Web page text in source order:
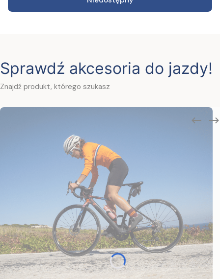
Sprawdź akcesoria do jazdy!
Znajdź produkt, którego szukasz